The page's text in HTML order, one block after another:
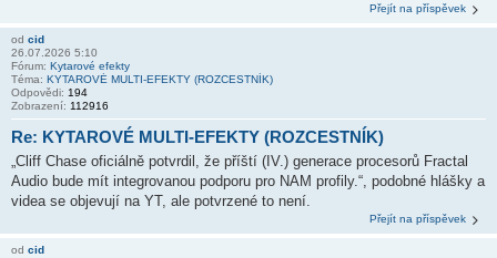
Přejít na příspěvek
od cid
26.07.2026 5:10
Fórum: Kytarové efekty
Téma: KYTAROVÉ MULTI-EFEKTY (ROZCESTNÍK)
Odpovědi: 194
Zobrazení: 112916
Re: KYTAROVÉ MULTI-EFEKTY (ROZCESTNÍK)
„Cliff Chase oficiálně potvrdil, že příští (IV.) generace procesorů Fractal
Audio bude mít integrovanou podporu pro NAM profily.“, podobné hlášky a
videa se objevují na YT, ale potvrzené to není.
Přejít na příspěvek
od cid